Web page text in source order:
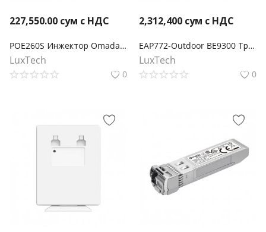
227,550.00 сум с НДС
POE260S Инжектор Omada PoE+ 2,5 Гбит/с
LuxTech
0
2,312,400 сум с НДС
EAP772-Outdoor BE9300 Трехдиапазонная внутренняя/наружная точка доступа Wi-Fi 7
LuxTech
0